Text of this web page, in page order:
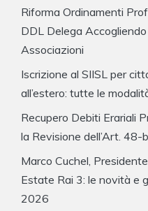
Riforma Ordinamenti
DDL Delega
Associazioni
Iscrizione al SIISL per
all’estero: tutte le
Recupero Debiti Erariali
la Revisione dell’Art.
Marco Cuchel,
Estate Rai 3: le novità e
2026